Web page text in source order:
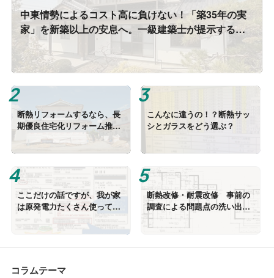
中東情勢によるコスト高に負けない！「築35年の実
家」を新築以上の安息へ。一級建築士が提示する性
能向上リノベの「正解」
断熱リフォームするなら、長
期優良住宅化リフォーム推進
事業にあやかりたい
こんなに違うの！？断熱サッ
シとガラスをどう選ぶ？
ここだけの話ですが、我が家
は原発電力たくさん使ってま
した
断熱改修・耐震改修 事前の
調査による問題点の洗い出し
が重大
コラムテーマ